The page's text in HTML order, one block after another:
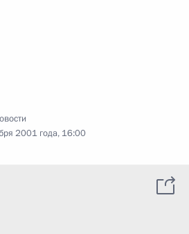
2001 года, 16:00